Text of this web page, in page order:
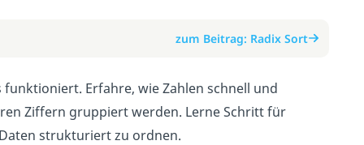
zum Beitrag: Radix Sort
Erfahre, wie Zahlen schnell und
Ziffern gruppiert werden. Lerne Schritt für
strukturiert zu ordnen.